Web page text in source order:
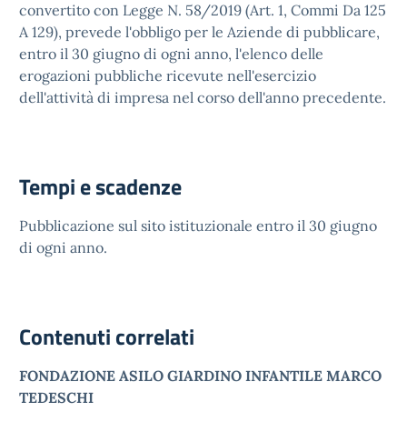
convertito con Legge N. 58/2019 (Art. 1, Commi Da 125
A 129), prevede l'obbligo per le Aziende di pubblicare,
entro il 30 giugno di ogni anno, l'elenco delle
erogazioni pubbliche ricevute nell'esercizio
dell'attività di impresa nel corso dell'anno precedente.
Tempi e scadenze
Pubblicazione sul sito istituzionale entro il 30 giugno
di ogni anno.
Contenuti correlati
FONDAZIONE ASILO GIARDINO INFANTILE MARCO
TEDESCHI